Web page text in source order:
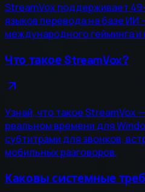
StreamVox поддерживает
языков перевода на базе
международного гейминга и
Что такое StreamVox?
Узнай, что такое StreamVox
реальном времени для
субтитрами для звонков,
мобильных разговоров.
Каковы системные